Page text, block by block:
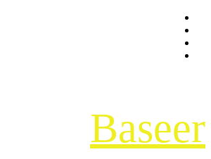
Skip
content
Baseer